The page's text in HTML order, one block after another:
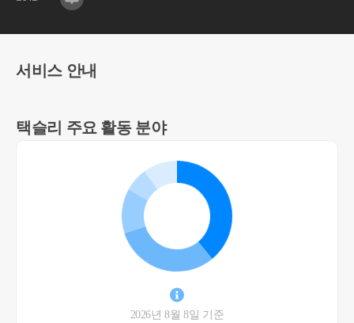
서비스 안내
택슬리 주요 활동 분야
2026년 8월 8일 기준